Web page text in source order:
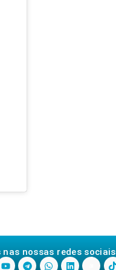
nas nossas redes sociais